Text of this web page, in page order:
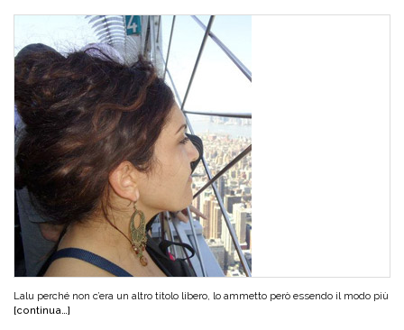
Lalu perché non c’era un altro titolo libero, lo ammetto però essendo il modo più
[continua…]